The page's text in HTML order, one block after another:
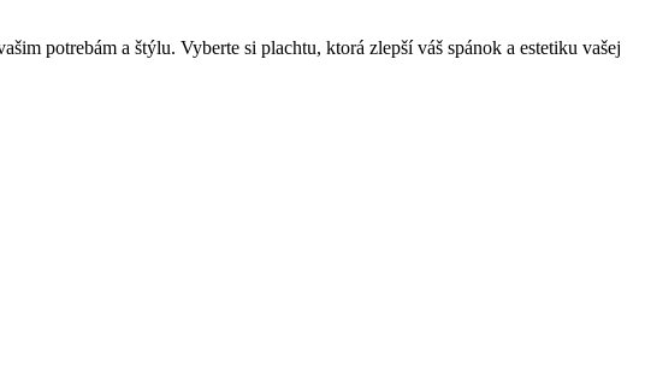
potrebám a štýlu. Vyberte si plachtu, ktorá zlepší váš spánok a estetiku vašej